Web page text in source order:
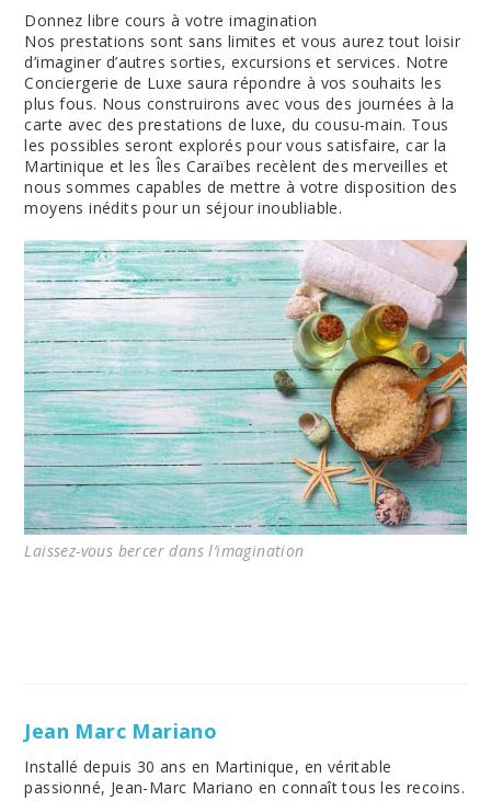
Donnez libre cours à votre imagination
Nos prestations sont sans limites et vous aurez tout loisir
d’imaginer d’autres sorties, excursions et services. Notre
Conciergerie de Luxe saura répondre à vos souhaits les
plus fous. Nous construirons avec vous des journées à la
carte avec des prestations de luxe, du cousu-main. Tous
les possibles seront explorés pour vous satisfaire, car la
Martinique et les Îles Caraïbes recèlent des merveilles et
nous sommes capables de mettre à votre disposition des
moyens inédits pour un séjour inoubliable.
Laissez-vous bercer dans l’imagination
Jean Marc Mariano
Installé depuis 30 ans en Martinique, en véritable
passionné, Jean-Marc Mariano en connaît tous les recoins.